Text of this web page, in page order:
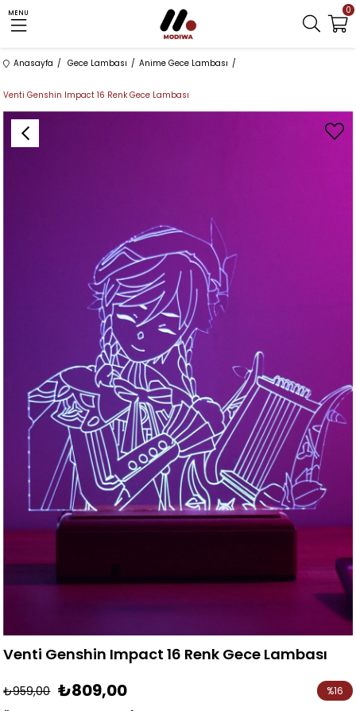
MENU 0
Anasayfa Gece Lambası Anime Gece Lambası
Venti Genshin Impact 16 Renk Gece Lambası
Venti Genshin Impact 16 Renk Gece Lambası
₺959,00 ₺809,00 %16